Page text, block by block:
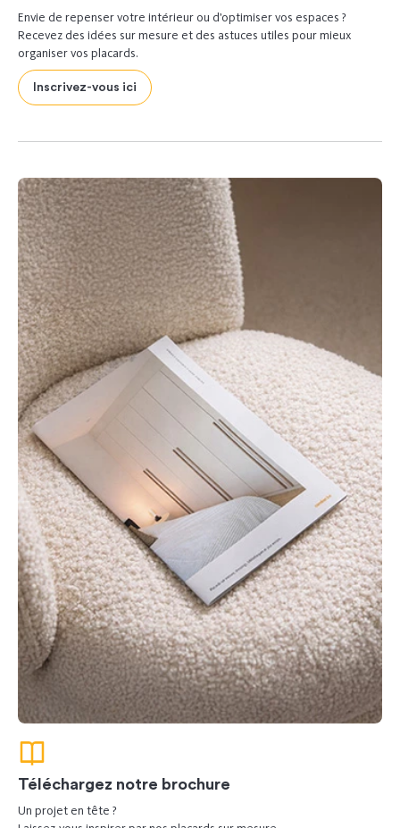
Envie de repenser votre intérieur ou d’optimiser vos espaces ?
Recevez des idées sur mesure et des astuces utiles pour mieux
organiser vos placards.
Inscrivez-vous ici
Téléchargez notre brochure
Un projet en tête ?